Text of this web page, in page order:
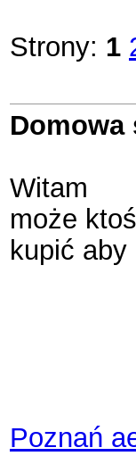
Strony: 1
Domowa
Witam
może
kupić
Poznań